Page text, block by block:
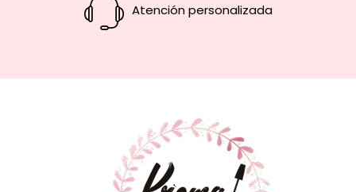
Atención personalizada